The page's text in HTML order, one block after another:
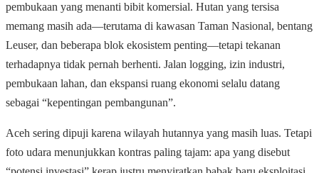
pembukaan yang menanti bibit komersial. Hutan yang tersisa
memang masih ada—terutama di kawasan Taman Nasional, bentang
Leuser, dan beberapa blok ekosistem penting—tetapi tekanan
terhadapnya tidak pernah berhenti. Jalan logging, izin industri,
pembukaan lahan, dan ekspansi ruang ekonomi selalu datang
sebagai “kepentingan pembangunan”.
Aceh sering dipuji karena wilayah hutannya yang masih luas. Tetapi
foto udara menunjukkan kontras paling tajam: apa yang disebut